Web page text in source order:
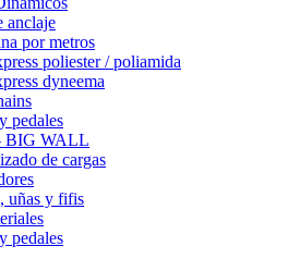
anclaje
por metros
poliester / poliamida
dyneema
pedales
BIG WALL
de cargas
uñas y fifis
pedales